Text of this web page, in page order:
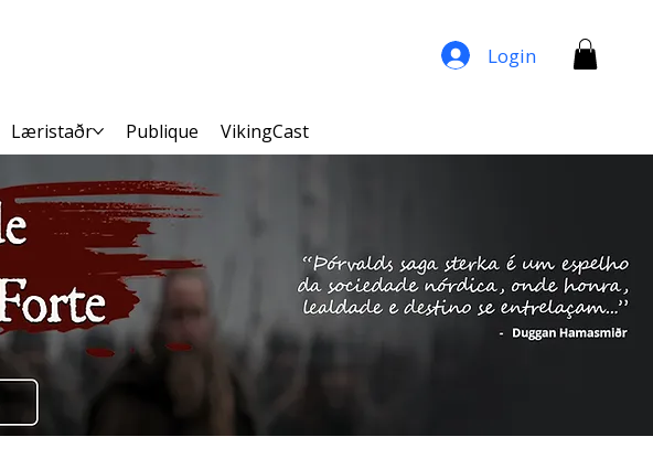
Læristaðr Publique VikingCast
Login